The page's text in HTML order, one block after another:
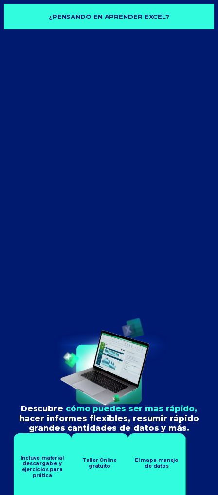
¿PENSANDO EN APRENDER EXCEL?
Descubre cómo puedes ser mas rápido,
hacer informes flexibles, resumir rápido
grandes cantidades de datos y más.
Incluye material
descargable y
ejercicios para
prática
Taller Online
gratuito
El mapa manejo
de datos